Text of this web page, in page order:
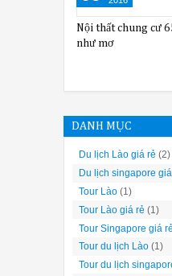
Nội thất chung cư
như mơ
DANH MỤC
Du lịch Lào giá rẻ (2)
Du lịch singapore
Tour Lào (1)
Tour Lào giá rẻ (1)
Tour Singapore giá rẻ
Tour du lịch Lào (1)
Tour du lịch